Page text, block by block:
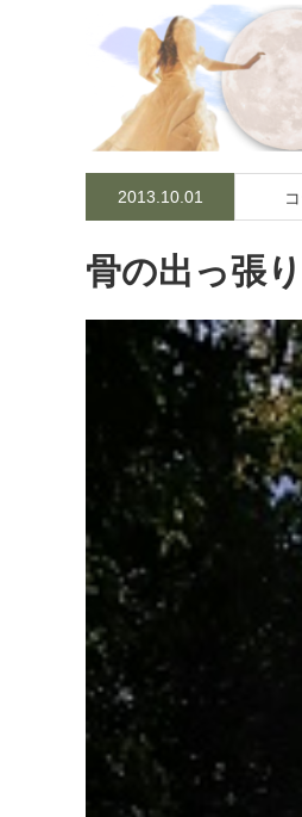
2013.10.01
骨の出っ張